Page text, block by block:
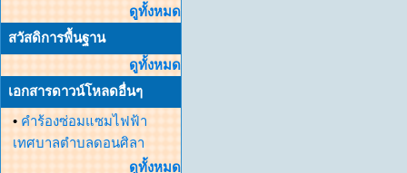
ดูทั้งหมด
สวัสดิการพื้นฐาน
ดูทั้งหมด
เอกสารดาวน์โหลดอื่นๆ
• คำร้องซ่อมแซมไฟฟ้า
เทศบาลตำบลดอนศิลา
ดูทั้งหมด